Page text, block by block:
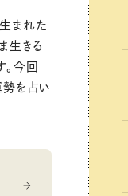
まれた
生きる
今回
を占い